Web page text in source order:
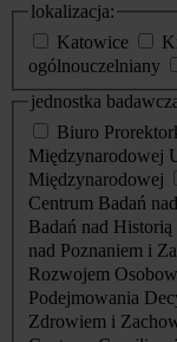
lokalizacja:
Katowice
ogólnouczelniany
jednostka
Biuro
Międzynarodowej
Międzynarodowej
Centrum Badań
Badań nad
nad Poznaniem i
Rozwojem
Podejmowania
Zdrowiem i